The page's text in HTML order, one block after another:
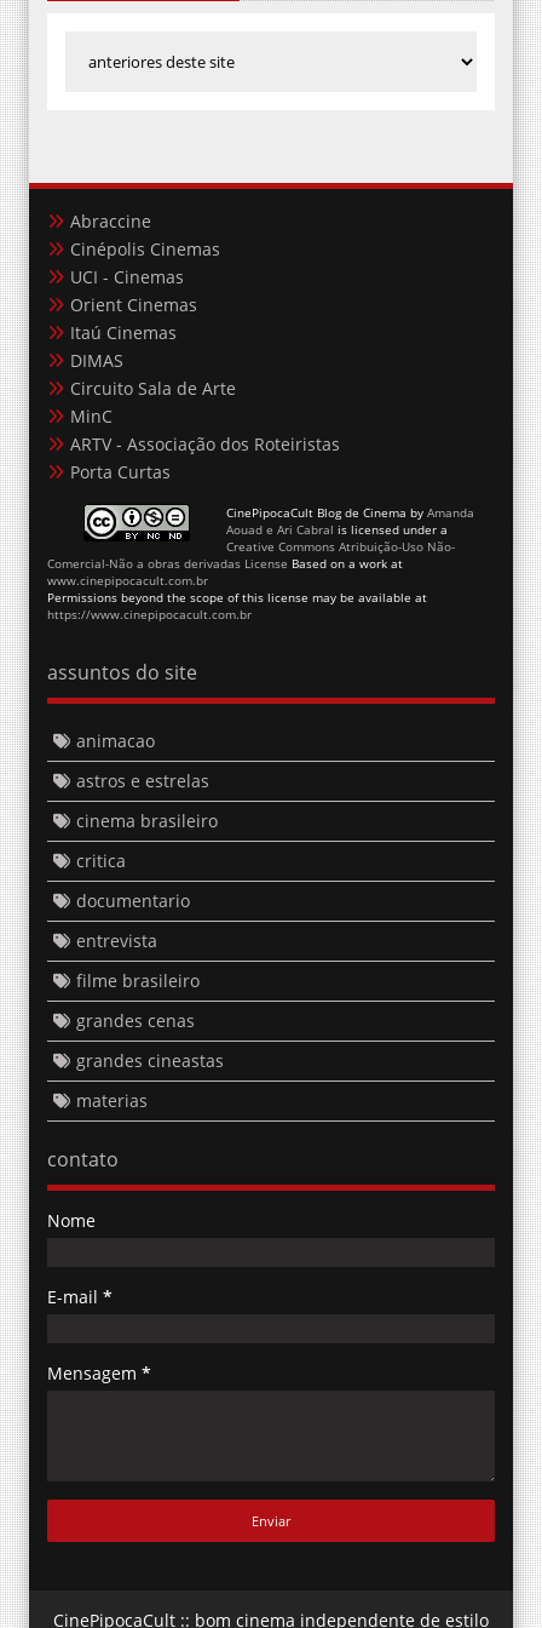
Abraccine
Cinépolis Cinemas
UCI - Cinemas
Orient Cinemas
Itaú Cinemas
DIMAS
Circuito Sala de Arte
MinC
ARTV - Associação dos Roteiristas
Porta Curtas
CinePipocaCult Blog de Cinema by Amanda
Aouad e Ari Cabralis licensed under a
Creative Commons Atribuição-Uso Não-
Comercial-Não a obras derivadas License Based on a work at
www.cinepipocacult.com.br
Permissions beyond the scope of this license may be available at
https://www.cinepipocacult.com.br
assuntos do site
animacao
astros e estrelas
cinema brasileiro
critica
documentario
entrevista
filme brasileiro
grandes cenas
grandes cineastas
materias
contato
Nome
E-mail *
Mensagem *
CinePipocaCult :: bom cinema independente de estilo